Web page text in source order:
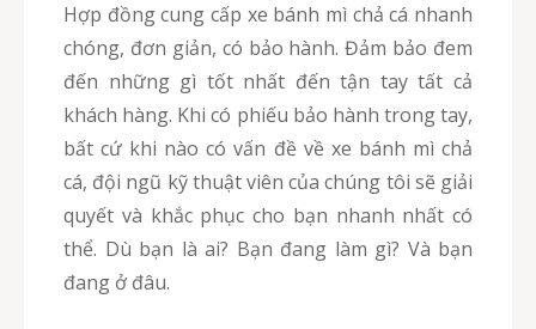
Hợp đồng cung cấp xe bánh mì chả cá nhanh
chóng, đơn giản, có bảo hành. Đảm bảo đem
đến những gì tốt nhất đến tận tay tất cả
khách hàng. Khi có phiếu bảo hành trong tay,
bất cứ khi nào có vấn đề về xe bánh mì chả
cá, đội ngũ kỹ thuật viên của chúng tôi sẽ giải
quyết và khắc phục cho bạn nhanh nhất có
thể. Dù bạn là ai? Bạn đang làm gì? Và bạn
đang ở đâu.